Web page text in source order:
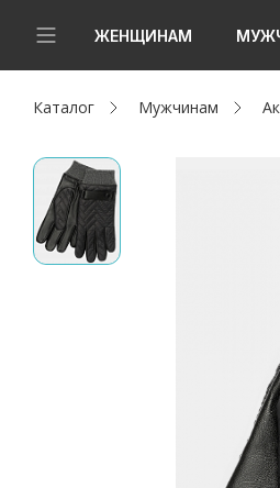
ЖЕНЩИНАМ
Новинки
Женщинам
Мужчинам
Каталог Мужчинам